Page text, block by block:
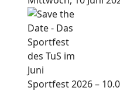
Sportfest 2026 –